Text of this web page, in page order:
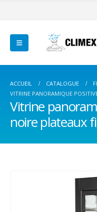
ACCUEIL CATALOGUE
VITRINE PANORAMIQUE
Vitrine
noire plateaux